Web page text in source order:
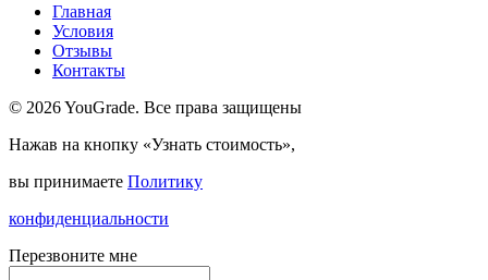
Главная
Условия
Отзывы
Контакты
© 2026 YouGrade. Все права защищены
Нажав на кнопку «Узнать стоимость»,
вы принимаете Политику
конфиденциальности
Перезвоните мне